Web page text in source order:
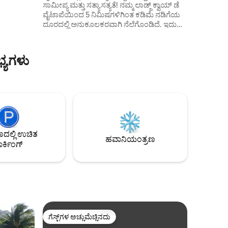
ಸಾಮೀಪ್ಯ ಮತ್ತು ಸತ್ಯಾಸತ್ಯತೆ! ನಮ್ಮ ಲಾಡ್ಜ್ ಕ್ವಾಯ್ ಡೆ
ವೈಟಾಪೆಯಿಂದ 5 ನಿಮಿಷಗಳಿಗಿಂತ ಕಡಿಮೆ ನಡಿಗೆಯ
ದೂರದಲ್ಲಿ ಅನುಕೂಲಕರವಾಗಿ ನೆಲೆಗೊಂಡಿದೆ. ಇದು
ಉಚಿತ
ಹವಾನಿಯಂತ್ರಣ
ಗೆಸ್ಟ್‌ಗಳ ಅಚ್ಚುಮೆಚ್ಚಿನದು
ಗೆಸ್ಟ್‌ಗಳ ಅಚ್ಚುಮೆಚ್ಚಿನದು